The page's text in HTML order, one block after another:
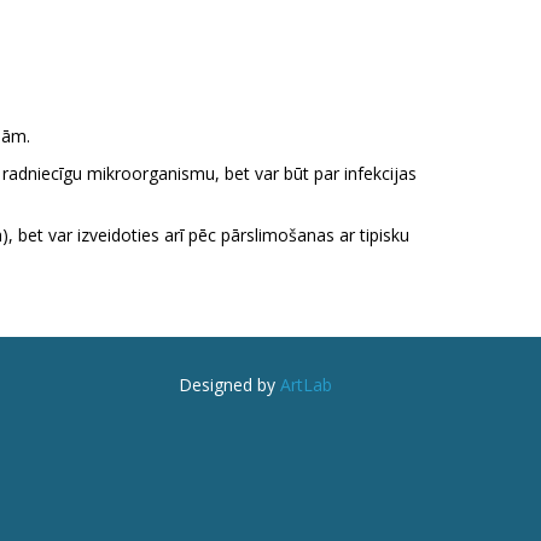
mikroorganismu, bet var būt par infekcijas
bet var izveidoties arī pēc pārslimošanas ar tipisku
Designed by ArtLab